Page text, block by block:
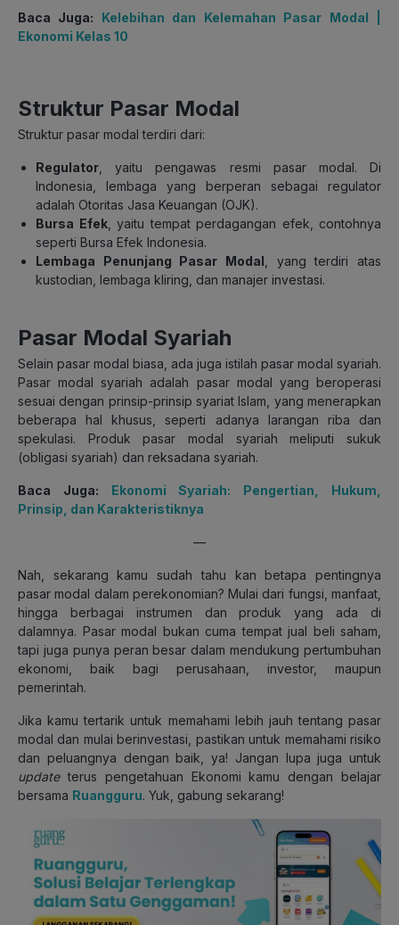
Baca Juga: Kelebihan dan Kelemahan Pasar Modal |
Ekonomi Kelas 10
Struktur Pasar Modal
Struktur pasar modal terdiri dari:
Regulator , yaitu pengawas resmi pasar modal. Di
Indonesia, lembaga yang berperan sebagai regulator
adalah Otoritas Jasa Keuangan (OJK).
Bursa Efek, yaitu tempat perdagangan efek, contohnya
seperti Bursa Efek Indonesia.
Lembaga Penunjang Pasar Modal , yang terdiri atas
kustodian, lembaga kliring, dan manajer investasi.
Pasar Modal Syariah
Selain pasar modal biasa, ada juga istilah pasar modal syariah.
Pasar modal syariah adalah pasar modal yang beroperasi
sesuai dengan prinsip-prinsip syariat Islam, yang menerapkan
beberapa hal khusus, seperti adanya larangan riba dan
spekulasi. Produk pasar modal syariah meliputi sukuk
(obligasi syariah) dan reksadana syariah.
Baca Juga: Ekonomi Syariah: Pengertian, Hukum,
Prinsip, dan Karakteristiknya
—
Nah, sekarang kamu sudah tahu kan betapa pentingnya
pasar modal dalam perekonomian? Mulai dari fungsi, manfaat,
hingga berbagai instrumen dan produk yang ada di
dalamnya. Pasar modal bukan cuma tempat jual beli saham,
tapi juga punya peran besar dalam mendukung pertumbuhan
ekonomi, baik bagi perusahaan, investor, maupun
pemerintah.
Jika kamu tertarik untuk memahami lebih jauh tentang pasar
modal dan mulai berinvestasi, pastikan untuk memahami risiko
dan peluangnya dengan baik, ya! Jangan lupa juga untuk
updateterus pengetahuan Ekonomi kamu dengan belajar
bersama Ruangguru. Yuk, gabung sekarang!